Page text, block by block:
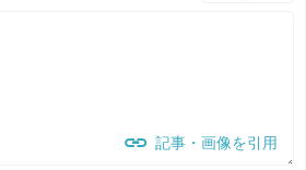
記事・画像を引用